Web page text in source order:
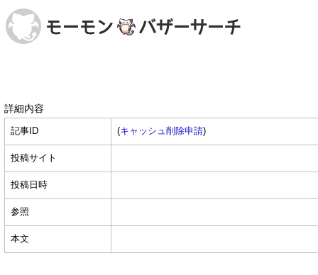
詳細内容
記事ID (キャッシュ削除申請)
投稿サイト
投稿日時
参照
本文